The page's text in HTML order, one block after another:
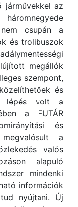
járművekkel az
csupán a
és trolibuszok
megállók
szempont,
és
lépés volt a
a FUTÁR
és
megvalósult a
valós
alapuló
mindenki
információk
nyújtani. Új